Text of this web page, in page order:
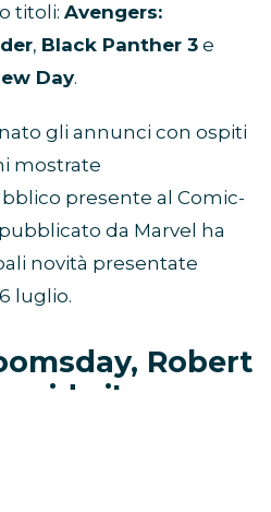
titoli: Avengers:
, Black Panther 3 e
Day.
gli annunci con ospiti
mostrate
presente al Comic-
da Marvel ha
novità presentate
luglio.
Robert
il mega-